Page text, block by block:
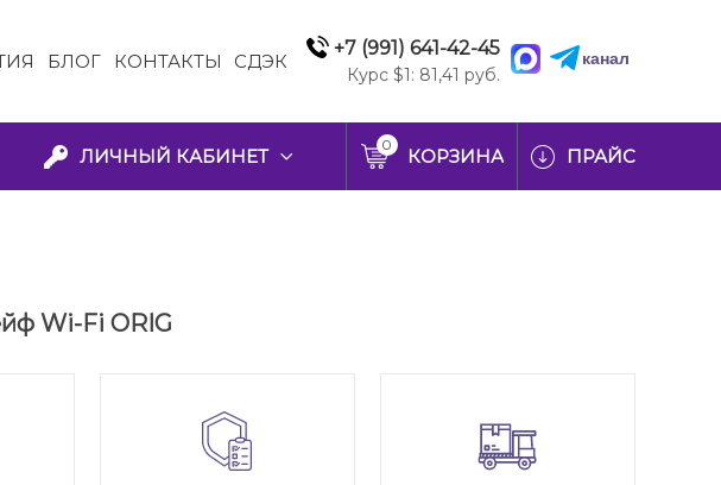
БЛОГ КОНТАКТЫ СДЭК
+7 (991) 641-42-45
Курс $1: 81,41 руб.
канал
ЛИЧНЫЙ КАБИНЕТ
0
КОРЗИНА ПРАЙС
Wi-Fi ORIG